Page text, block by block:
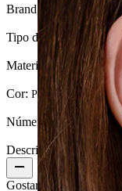
Brand: Bodymod Care
Tipo de joia: Ferramenta
Material: Aço inoxidável
Cor: Prateado
Número de unidades:1
Descrição
Gostarias de poder